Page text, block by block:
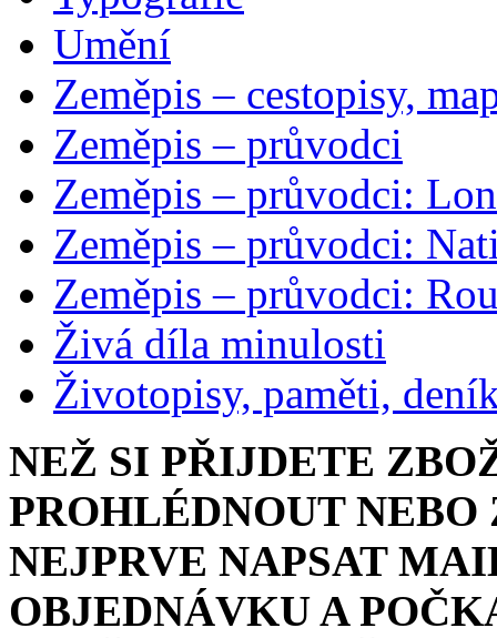
Umění
Zeměpis – cestopisy,
Zeměpis – průvodci
Zeměpis – průvodci:
Zeměpis – průvodci:
Zeměpis – průvodci:
Živá díla minulosti
Životopisy, paměti,
NEŽ SI PŘIJDETE
PROHLÉDNOUT
NEJPRVE NAPSAT
OBJEDNÁVKU A